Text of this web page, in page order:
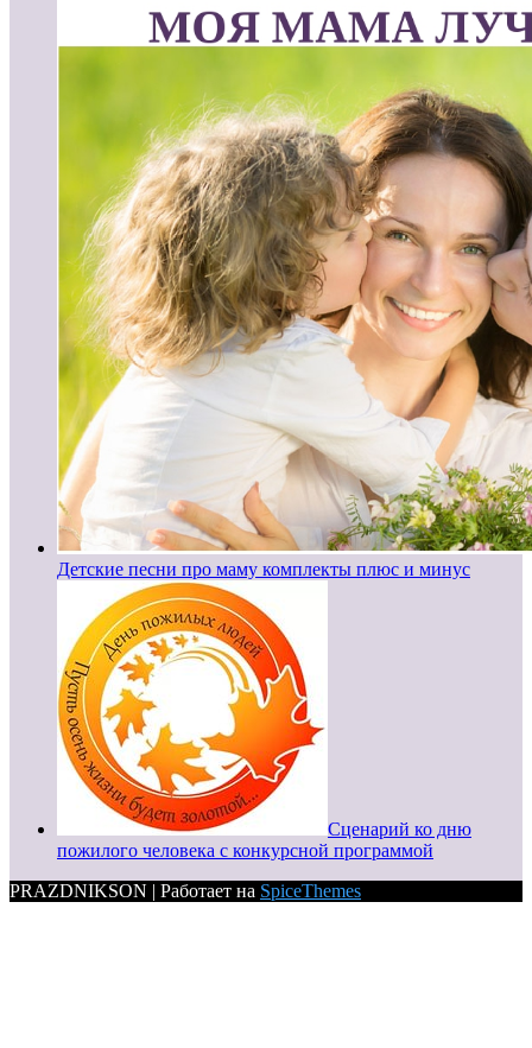
Детские песни про маму комплекты плюс и минус
Сценарий ко дню
пожилого человека с конкурсной программой
PRAZDNIKSON | Работает на SpiceThemes